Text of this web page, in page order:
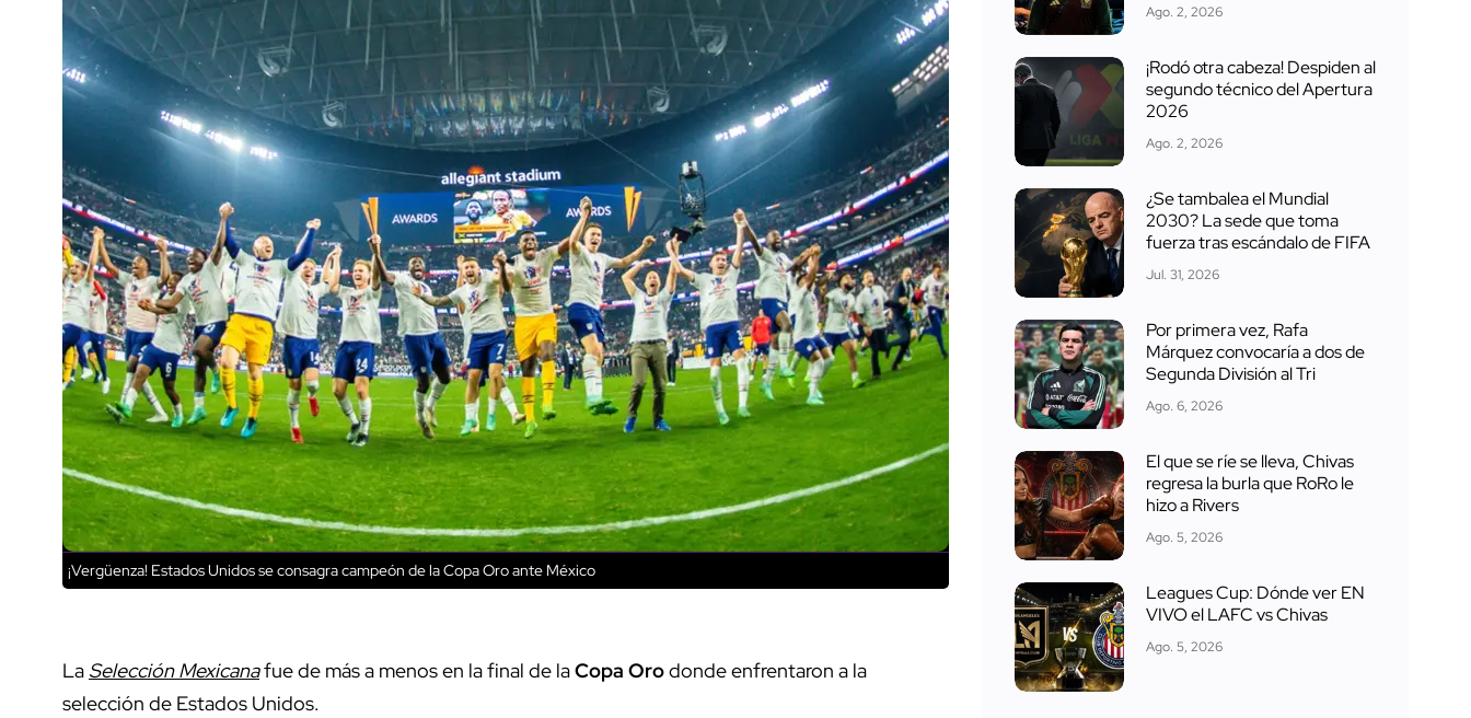
¡Vergüenza! Estados Unidos se consagra campeón de la Copa Oro ante México
La Selección Mexicanafue de más a menos en la final de laCopa Orodonde enfrentaron a la
selección de Estados Unidos.
Ago. 2, 2026
¡Rodó otra cabeza! Despiden al
segundo técnico del Apertura
2026
Ago. 2, 2026
¿Se tambalea el Mundial
2030? La sede que toma
fuerza tras escándalo de FIFA
Jul. 31, 2026
Por primera vez, Rafa
Márquez convocaría a dos de
Segunda División al Tri
Ago. 6, 2026
El que se ríe se lleva, Chivas
regresa la burla que RoRo le
hizo a Rivers
Ago. 5, 2026
Leagues Cup: Dónde ver EN
VIVO el LAFC vs Chivas
Ago. 5, 2026